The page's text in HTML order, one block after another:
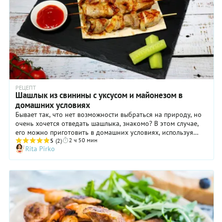
мангале в
таком
виде.
Попробуйте!
почечную
часть, –
то вам
вполне
хватит и
часа
маринования
в луково-
гранатовом
нашего
походного
харчо
можно
взять
самые, на
ваш
неудачные
кусочки
– самые
жесткие
или
некрасивые,
в супе
путем
маринования
продуктов
в точно
выверенной
по
пропорции
соуса из
сои, меда
и прочих
пряностей
и
приправ.
Свинина
- лучшее
мясо для
таких
экспериментов.
РЕЦЕПТ
Шашлык из свинины с уксусом и майонезом в
домашних условиях
Бывает так, что нет возможности выбраться на природу, но
очень хочется отведать шашлыка, знакомо? В этом случае,
его можно приготовить в домашних условиях, используя
вместо шампуров деревянные шпажки. Конечно, шашлык
будет отличаться от приготовленного на костре, но
домашний шашлык все равно будет ароматным и вкусным.
5 (2) 2 ч 50 мин
Rita Pirko